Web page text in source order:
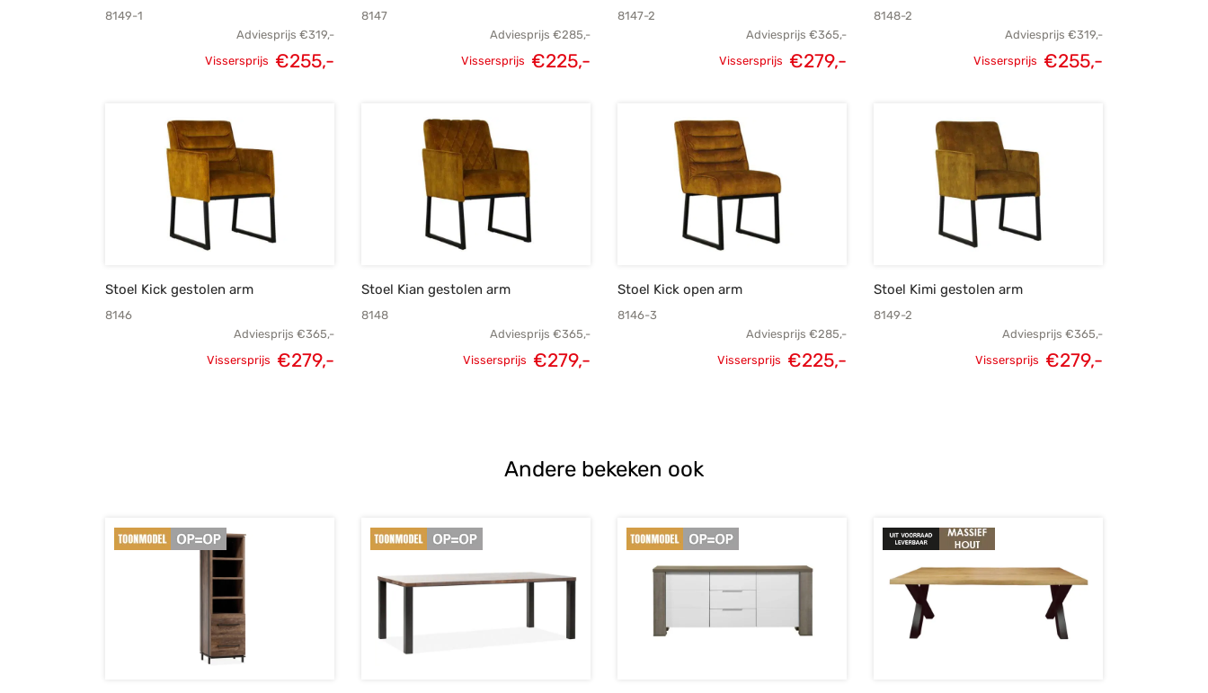
8149-1
Adviesprijs €319,-
Oorspronkelijke
Vissersprijs €255,-
8147
Adviesprijs €285,-
Oorspronkelijke
Vissersprijs €225,-
8147-2
Adviesprijs €365,-
Oorspronkelijke
Vissersprijs €279,-
8148-2
Adviesprijs €319,-
Oorspronkelijke
Vissersprijs €255,-
Stoel Kick gestolen arm
8146
Adviesprijs €365,-
Oorspronkelijke
Vissersprijs €279,-
Stoel Kian gestolen arm
8148
Adviesprijs €365,-
Oorspronkelijke
Vissersprijs €279,-
Stoel Kick open arm
8146-3
Adviesprijs €285,-
Oorspronkelijke
Vissersprijs €225,-
Stoel Kimi gestolen arm
8149-2
Adviesprijs €365,-
Oorspronkelijke
Vissersprijs €279,-
Andere bekeken ook